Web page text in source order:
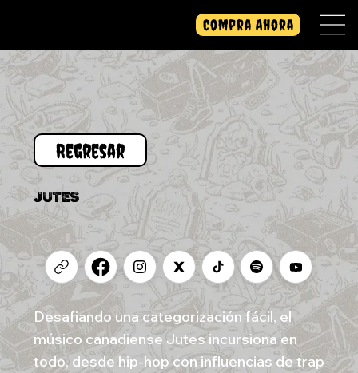
Compra Ahora
Regresar
JUTES
Desafiando una categorización fácil, el
músico canadiense Jutes incursiona en
todo, desde hip-hop con influencias de trap